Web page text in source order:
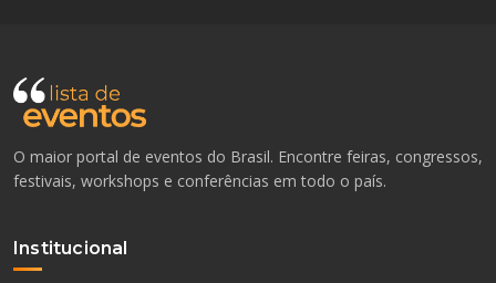
O maior portal de eventos do Brasil. Encontre feiras, congressos,
festivais, workshops e conferências em todo o país.
Institucional